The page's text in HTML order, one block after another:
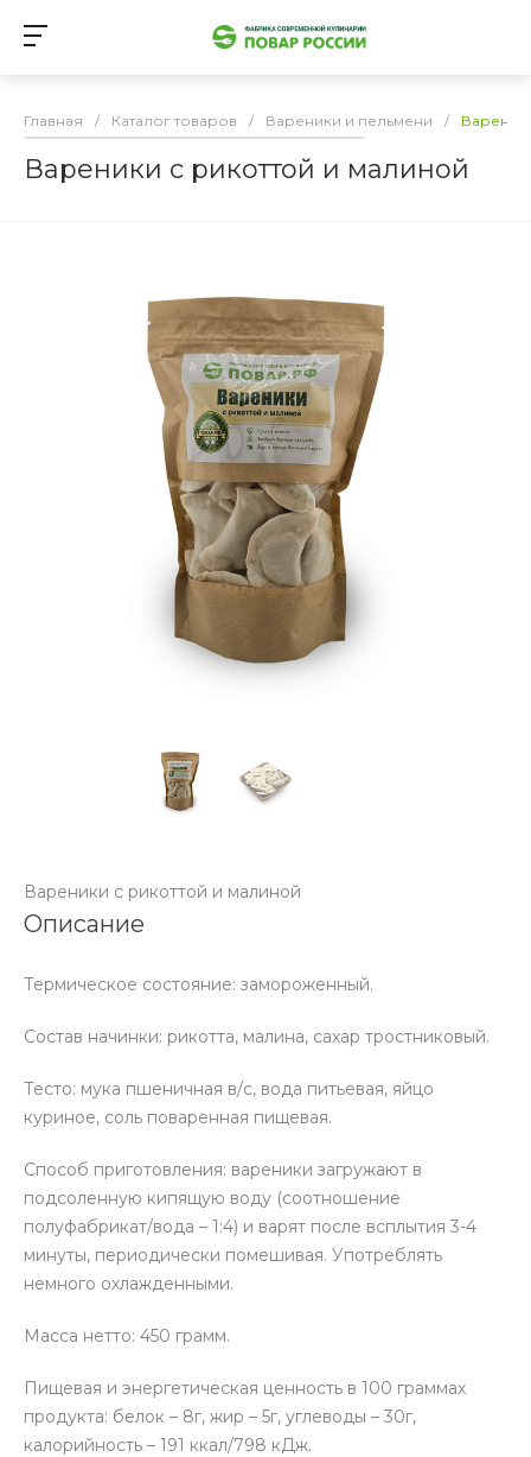
Главная / Каталог товаров / Вареники и пельмени /
Вареники с рикоттой и малиной
Вареники с рикоттой и малиной
Описание
Термическое состояние: замороженный.
Состав начинки: рикотта, малина, сахар тростниковый.
Тесто: мука пшеничная в/с, вода питьевая, яйцо
куриное, соль поваренная пищевая.
Способ приготовления: вареники загружают в
подсоленную кипящую воду (соотношение
полуфабрикат/вода – 1:4) и варят после всплытия 3-4
минуты, периодически помешивая. Употреблять
немного охлажденными.
Масса нетто: 450 грамм.
Пищевая и энергетическая ценность в 100 граммах
продукта: белок – 8г, жир – 5г, углеводы – 30г,
калорийность – 191 ккал/798 кДж.